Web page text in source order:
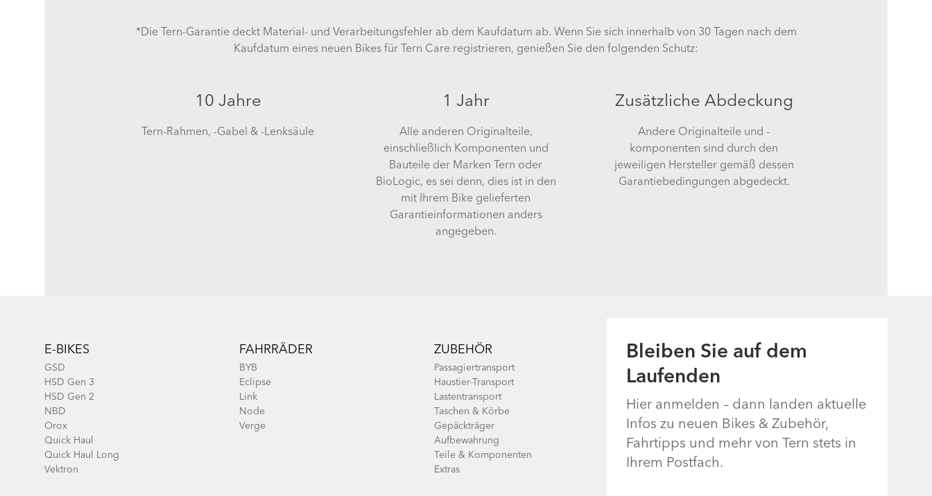
*Die Tern-Garantie deckt Material- und Verarbeitungsfehler ab dem Kaufdatum ab. Wenn Sie sich innerhalb von 30 Tagen nach dem
Kaufdatum eines neuen Bikes für Tern Care registrieren, genießen Sie den folgenden Schutz:
10 Jahre
Tern-Rahmen, -Gabel & -Lenksäule
1 Jahr
Alle anderen Originalteile,
einschließlich Komponenten und
Bauteile der Marken Tern oder
BioLogic, es sei denn, dies ist in den
mit Ihrem Bike gelieferten
Garantieinformationen anders
angegeben.
Zusätzliche Abdeckung
Andere Originalteile und -
komponenten sind durch den
jeweiligen Hersteller gemäß dessen
Garantiebedingungen abgedeckt.
Bleiben Sie auf dem
Laufenden
Hier anmelden – dann landen aktuelle
Infos zu neuen Bikes & Zubehör,
Fahrtipps und mehr von Tern stets in
Ihrem Postfach.
E-BIKES
GSD
HSD Gen 3
HSD Gen 2
NBD
Orox
Quick Haul
Quick Haul Long
Vektron
FAHRRÄDER
BYB
Eclipse
Link
Node
Verge
ZUBEHÖR
Passagiertransport
Haustier-Transport
Lastentransport
Taschen & Körbe
Gepäckträger
Aufbewahrung
Teile & Komponenten
Extras